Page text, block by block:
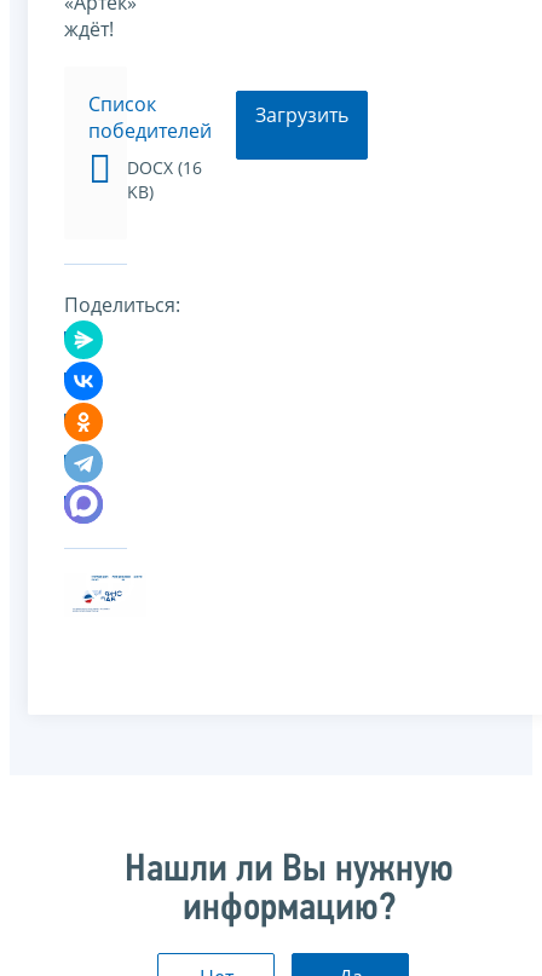
ждёт!
Список
победителей
DOCX (16
KB)
Загрузить
Поделиться:
Нашли ли Вы нужную
информацию?